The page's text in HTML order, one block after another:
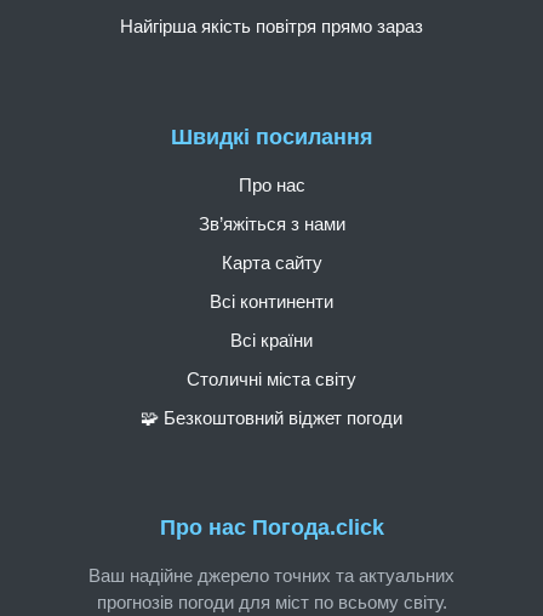
Про нас Погода.click
Ваш надійне джерело точних та актуальних
прогнозів погоди для міст по всьому світу.
Швидкі посилання
Про нас
Зв’яжіться з нами
Карта сайту
Всі континенти
Всі країни
Столичні міста світу
🧩 Безкоштовний віджет погоди
Найгірша якість повітря прямо зараз